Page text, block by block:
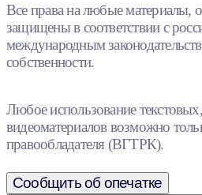
Все права на любые материалы,
защищены в соответствии с
международным
собственности.
Любое использование
видеоматериалов возможно
правообладателя (ВГТРК).
Сообщить об опечатке